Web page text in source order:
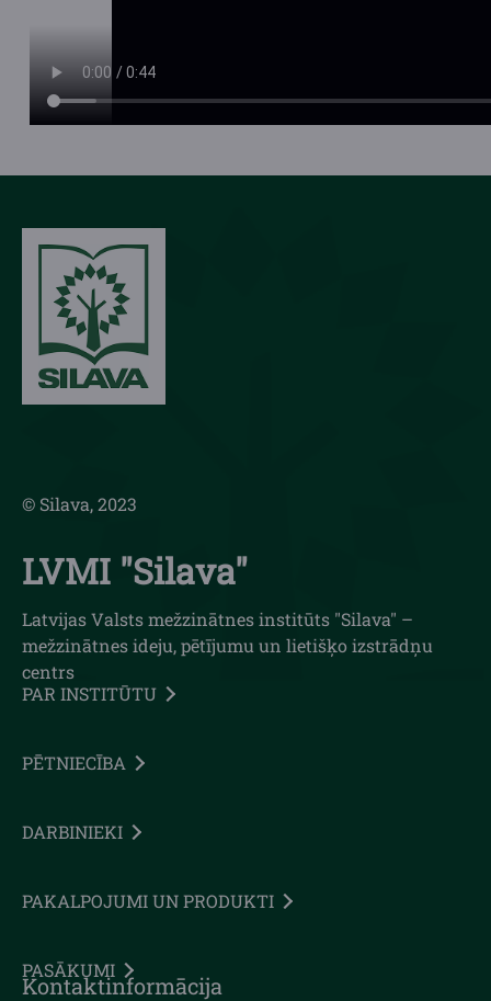
© Silava, 2023
LVMI "Silava"
Latvijas Valsts mežzinātnes institūts "Silava" –
mežzinātnes ideju, pētījumu un lietišķo izstrādņu
centrs
PAR INSTITŪTU
PĒTNIECĪBA
DARBINIEKI
PAKALPOJUMI UN PRODUKTI
PASĀKUMI
Kontaktinformācija